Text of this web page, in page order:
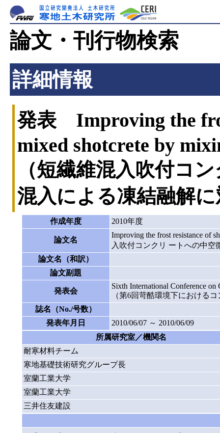
論文・刊行物検索
詳細情報
発表 Improving the
mixed shotcrete by
（短繊維混入吹付コ
混入による凍結融解
作成年度 2010年度
論文名
Improving the frost resistance of
入吹付コンクリ ートへの中
論文名（和訳）
論文副題
発表会
Sixth International Conference
（第6回苛酷環境下における
誌名（No./号数）
発表年月日
2010/06/07 ～ 2010/06/09
所属研究室／機関名
耐寒材料チーム
寒地基礎技術研究グループ長
室蘭工業大学
室蘭工業大学
三井住友建設